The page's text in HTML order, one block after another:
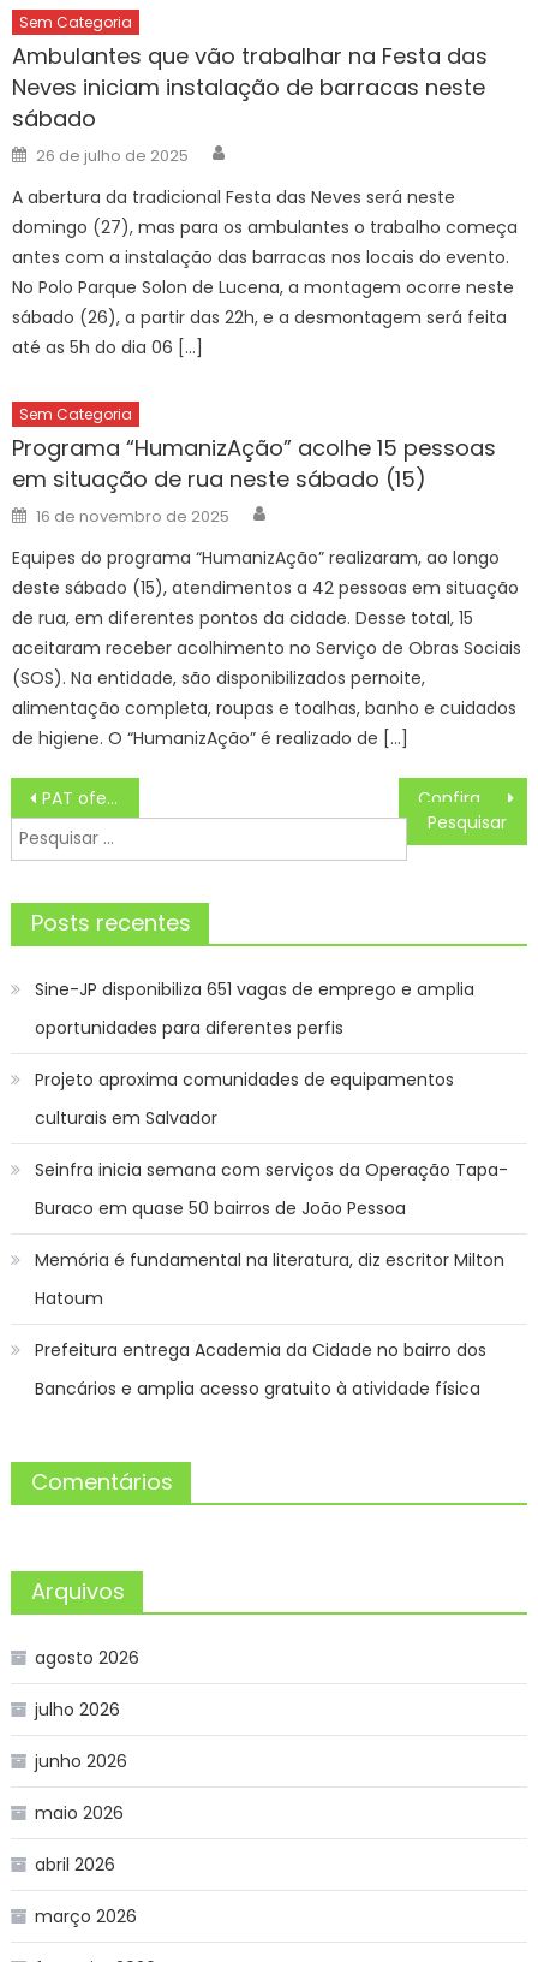
Sem Categoria
Ambulantes que vão trabalhar na Festa das
Neves iniciam instalação de barracas neste
sábado
Posted
on
26 de julho de 2025
A abertura da tradicional Festa das Neves será neste
domingo (27), mas para os ambulantes o trabalho começa
antes com a instalação das barracas nos locais do evento.
No Polo Parque Solon de Lucena, a montagem ocorre neste
sábado (26), a partir das 22h, e a desmontagem será feita
até as 5h do dia 06 […]
Sem Categoria
Programa “HumanizAção” acolhe 15 pessoas
em situação de rua neste sábado (15)
Posted
on
16 de novembro de 2025
Equipes do programa “HumanizAção” realizaram, ao longo
deste sábado (15), atendimentos a 42 pessoas em situação
de rua, em diferentes pontos da cidade. Desse total, 15
aceitaram receber acolhimento no Serviço de Obras Sociais
(SOS). Na entidade, são disponibilizados pernoite,
alimentação completa, roupas e toalhas, banho e cuidados
de higiene. O “HumanizAção” é realizado de […]
Navegação
de
Post
PAT oferece 695 vagas de emprego na segunda
Pesquisar
por:
Posts recentes
Sine-JP disponibiliza 651 vagas de emprego e amplia
oportunidades para diferentes perfis
Projeto aproxima comunidades de equipamentos
culturais em Salvador
Seinfra inicia semana com serviços da Operação Tapa-
Buraco em quase 50 bairros de João Pessoa
Memória é fundamental na literatura, diz escritor Milton
Hatoum
Prefeitura entrega Academia da Cidade no bairro dos
Bancários e amplia acesso gratuito à atividade física
Comentários
Arquivos
agosto 2026
julho 2026
junho 2026
maio 2026
abril 2026
março 2026